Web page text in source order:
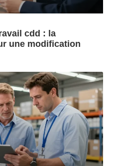
cdd : la
une modification